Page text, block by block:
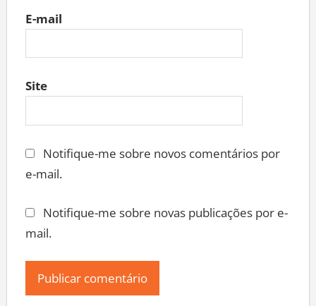
E-mail
Site
Notifique-me sobre novos comentários por
e-mail.
Notifique-me sobre novas publicações por e-
mail.